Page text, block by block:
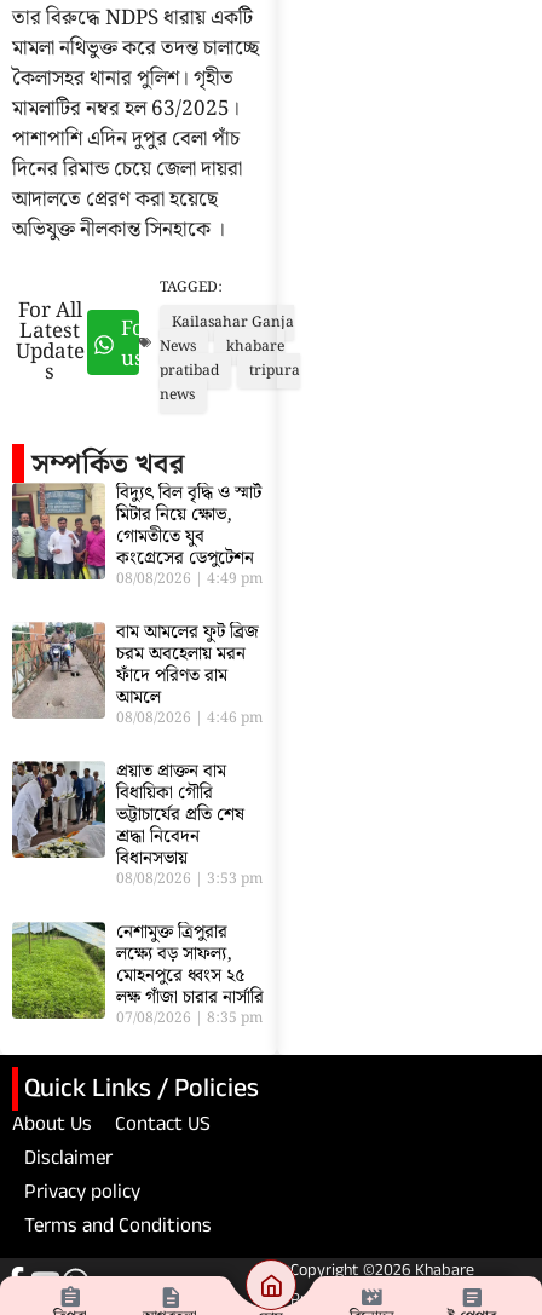
তার বিরুদ্ধে NDPS ধারায় একটি
মামলা নথিভুক্ত করে তদন্ত চালাচ্ছে
কৈলাসহর থানার পুলিশ। গৃহীত
মামলাটির নম্বর হল 63/2025।
পাশাপাশি এদিন দুপুর বেলা পাঁচ
দিনের রিমান্ড চেয়ে জেলা দায়রা
আদালতে প্রেরণ করা হয়েছে
অভিযুক্ত নীলকান্ত সিনহাকে ।
For All
Latest
Update
s
Follow
us
TAGGED:
Kailasahar Ganja
News
khabare
pratibad
tripura
news
সম্পর্কিত খবর
বিদ্যুৎ বিল বৃদ্ধি ও স্মার্ট
মিটার নিয়ে ক্ষোভ,
গোমতীতে যুব
কংগ্রেসের ডেপুটেশন
08/08/2026 4:49 pm
বাম আমলের ফুট ব্রিজ
চরম অবহেলায় মরন
ফাঁদে পরিণত রাম
আমলে
08/08/2026 4:46 pm
প্রয়াত প্রাক্তন বাম
বিধায়িকা গৌরি
ভট্টাচার্যের প্রতি শেষ
শ্রদ্ধা নিবেদন
বিধানসভায়
08/08/2026 3:53 pm
নেশামুক্ত ত্রিপুরার
লক্ষ্যে বড় সাফল্য,
মোহনপুরে ধ্বংস ২৫
লক্ষ গাঁজা চারার নার্সারি
07/08/2026 8:35 pm
Quick Links / Policies
About Us
Contact US
Disclaimer
Privacy policy
Terms and Conditions
Copyright ©2026 Khabare
Pratibad. All Rights Reserved